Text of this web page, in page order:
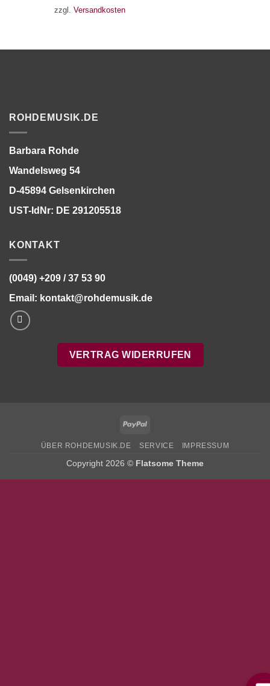
zzgl. Versandkosten
ROHDEMUSIK.DE
Barbara Rohde
Wandelsweg 54
D-45894 Gelsenkirchen
UST-IdNr: DE 291205518
KONTAKT
(0049) +209 / 37 53 90
Email: kontakt@rohdemusik.de
VERTRAG WIDERRUFEN
PayPal
ÜBER ROHDEMUSIK.DE SERVICE IMPRESSUM
Copyright 2026 © Flatsome Theme